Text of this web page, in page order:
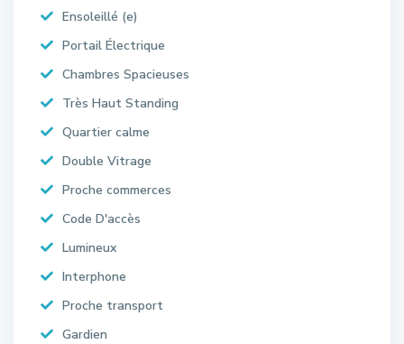
Ensoleillé (e)
Portail Électrique
Chambres Spacieuses
Très Haut Standing
Quartier calme
Double Vitrage
Proche commerces
Code D'accès
Lumineux
Interphone
Proche transport
Gardien